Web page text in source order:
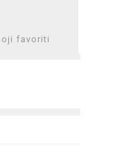
favoriti